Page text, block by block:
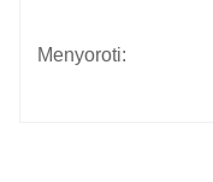
Menyoroti: